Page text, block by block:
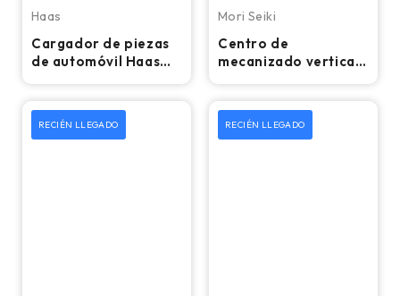
Haas
Cargador de piezas
de automóvil Haas
Mori Seiki
Centro de
mecanizado vertical
Fresadora
RECIÉN LLEGADO RECIÉN LLEGADO